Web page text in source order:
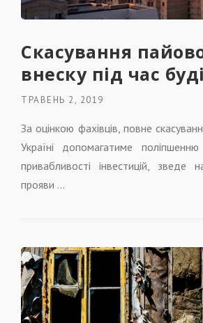
Скасування
внеску під час
ТРАВЕНЬ 2, 2019
За оцінкою фахівців, повне
Україні допомагатиме
привабливості інвестицій, зведе
прояви …